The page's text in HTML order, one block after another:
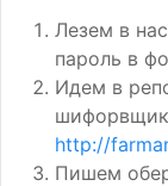
Лезем в
пароль в
Идем в
http://
Пишем